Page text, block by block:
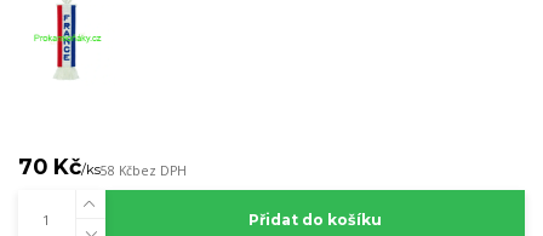
70 Kč/ks58 Kčbez DPH
Přidat do košíku